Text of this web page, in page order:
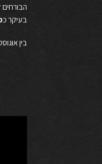
הבורחים
בעיקר כ
בין אוגוסט 1945 לסוף יוני 1946 יצאו מפולין בדרכי ה"בריחה" מעל